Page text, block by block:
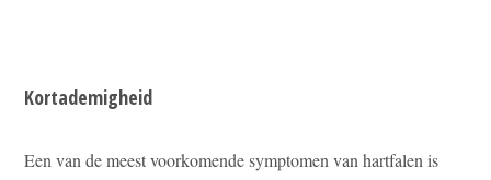
Kortademigheid
Een van de meest voorkomende symptomen van hartfalen is